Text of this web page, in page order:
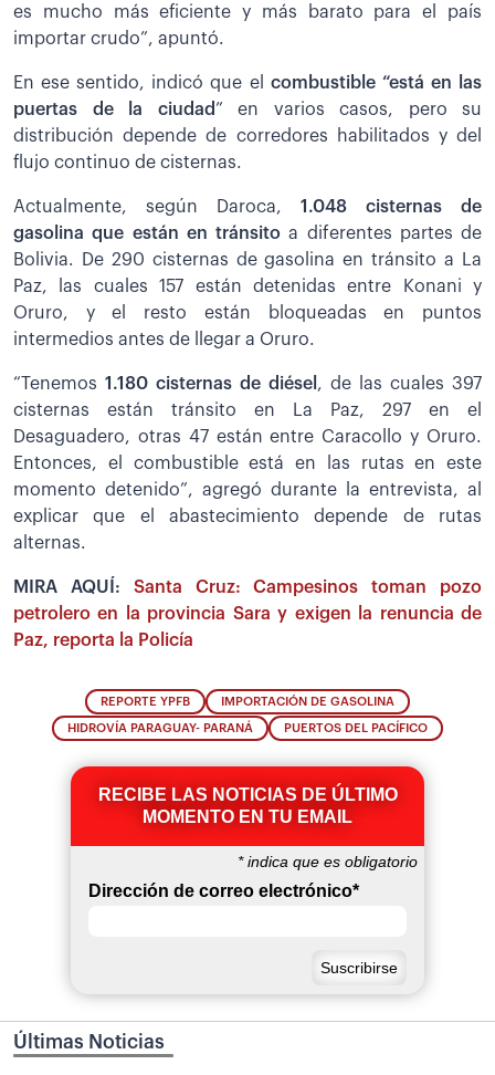
es mucho más eficiente y más barato para el país
importar crudo”, apuntó.
En ese sentido, indicó que el combustible “está en las
puertas de la ciudad ” en varios casos, pero su
distribución depende de corredores habilitados y del
flujo continuo de cisternas.
Actualmente, según Daroca, 1.048 cisternas de
gasolina que están en tránsito a diferentes partes de
Bolivia. De 290 cisternas de gasolina en tránsito a La
Paz, las cuales 157 están detenidas entre Konani y
Oruro, y el resto están bloqueadas en puntos
intermedios antes de llegar a Oruro.
“Tenemos 1.180 cisternas de diésel , de las cuales 397
cisternas están tránsito en La Paz, 297 en el
Desaguadero, otras 47 están entre Caracollo y Oruro.
Entonces, el combustible está en las rutas en este
momento detenido”, agregó durante la entrevista, al
explicar que el abastecimiento depende de rutas
alternas.
MIRA AQUÍ: Santa Cruz: Campesinos toman pozo
petrolero en la provincia Sara y exigen la renuncia de
Paz, reporta la Policía
REPORTE YPFB IMPORTACIÓN DE GASOLINA
HIDROVÍA PARAGUAY- PARANÁ PUERTOS DEL PACÍFICO
RECIBE LAS NOTICIAS DE ÚLTIMO
MOMENTO EN TU EMAIL
*indica que es obligatorio
Dirección de correo electrónico*
Últimas Noticias